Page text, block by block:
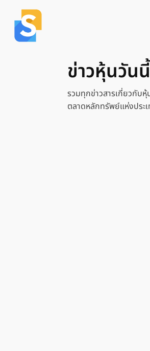
ข่าวหุ้นวัน
รวมทุกข่าวสารเกี่ยวกับ
ตลาดหลักทรัพย์แห่งปร